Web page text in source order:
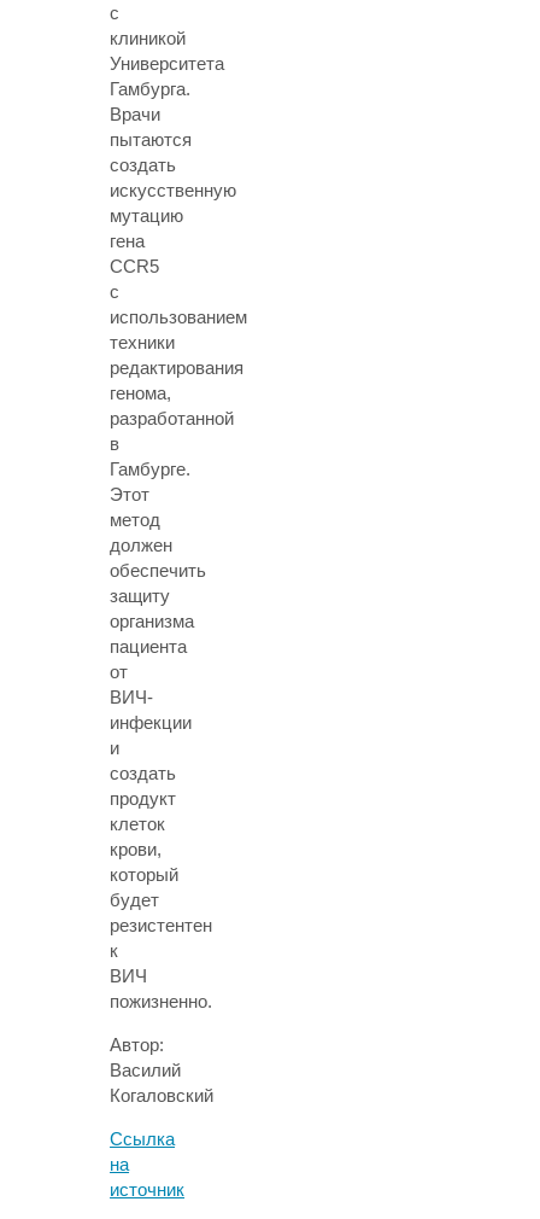
с
клиникой
Университета
Гамбурга.
Врачи
пытаются
создать
искусственную
мутацию
гена
CCR5
с
использованием
техники
редактирования
генома,
разработанной
в
Гамбурге.
Этот
метод
должен
обеспечить
защиту
организма
пациента
от
ВИЧ-
инфекции
и
создать
продукт
клеток
крови,
который
будет
резистентен
к
ВИЧ
пожизненно.
Автор:
Василий
Когаловский
Ссылка
на
источник